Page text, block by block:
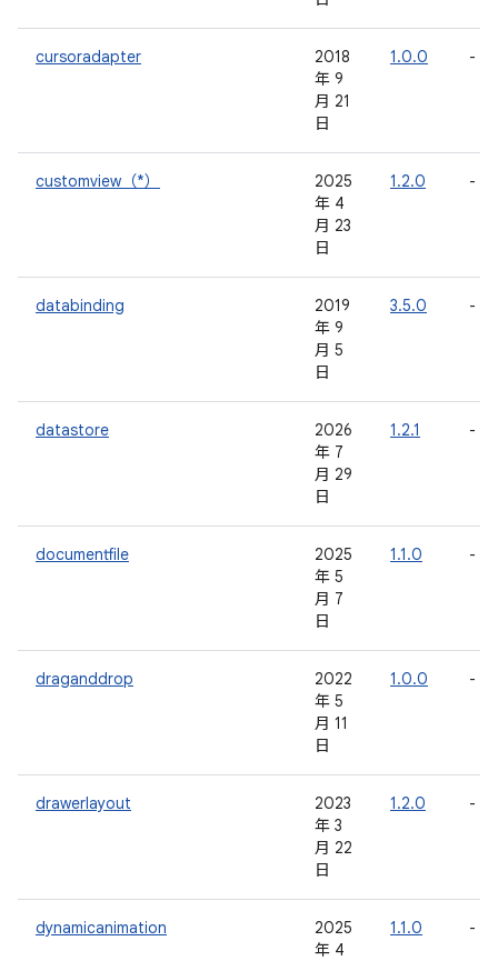
cursoradapter
2018
年 9
月 21
日
1.0.0 -
customview（*）
2025
年 4
月 23
日
1.2.0 -
databinding
2019
年 9
月 5
日
3.5.0 -
datastore
2026
年 7
月 29
日
1.2.1 -
documentfile
2025
年 5
月 7
日
1.1.0 -
draganddrop
2022
年 5
月 11
日
1.0.0 -
drawerlayout
2023
年 3
月 22
日
1.2.0 -
dynamicanimation
2025
年 4
1.1.0 -